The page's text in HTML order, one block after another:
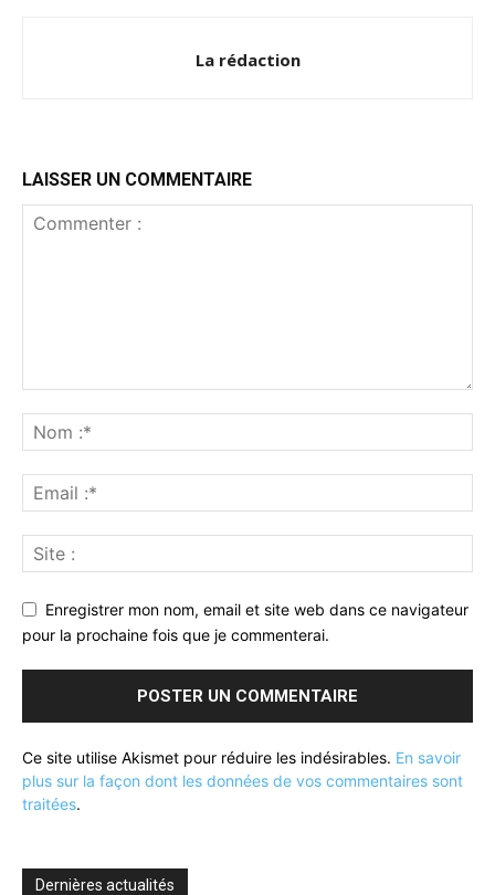
La rédaction
LAISSER UN COMMENTAIRE
Enregistrer mon nom, email et site web dans ce navigateur
pour la prochaine fois que je commenterai.
Ce site utilise Akismet pour réduire les indésirables. En savoir
plus sur la façon dont les données de vos commentaires sont
traitées.
Dernières actualités